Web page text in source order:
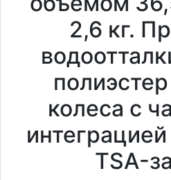
2,6 кг.
колеса с
TSA-